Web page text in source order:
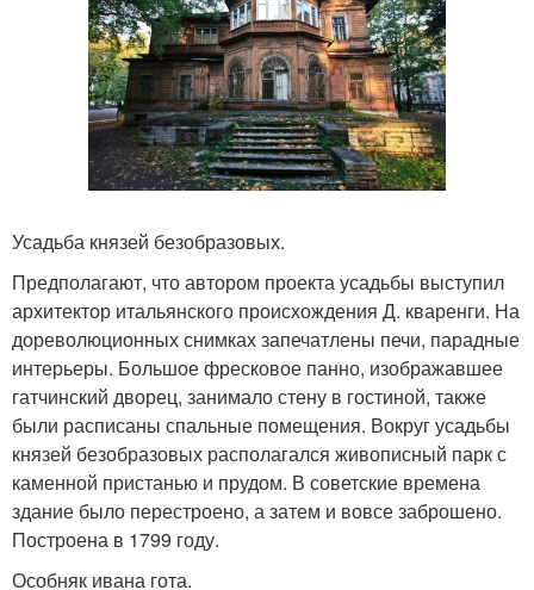
Усадьба князей безобразовых.
Предполагают, что автором проекта усадьбы выступил
архитектор итальянского происхождения Д. кваренги. На
дореволюционных снимках запечатлены печи, парадные
интерьеры. Большое фресковое панно, изображавшее
гатчинский дворец, занимало стену в гостиной, также
были расписаны спальные помещения. Вокруг усадьбы
князей безобразовых располагался живописный парк с
каменной пристанью и прудом. В советские времена
здание было перестроено, а затем и вовсе заброшено.
Построена в 1799 году.
Особняк ивана гота.